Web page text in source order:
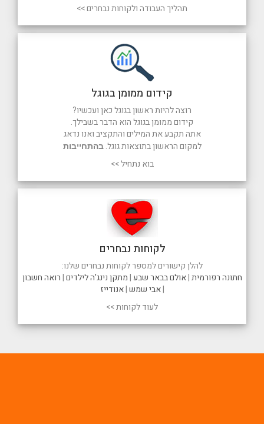
לקוחות נבחרים
להלן קישורים למספר לקוחות נבחרים שלנו:
חתונה רפורמית|אולם בבאר שבע|מתקן נינג'ה לילדים|רואה חשבון
|אבי שמש|אנודייז
לעוד לקוחות >>
קידום ממומן בגוגל
רוצה להיות ראשון בגוגל כאן ועכשיו?
קידום ממומן בגוגל הוא הדבר בשבילך.
אתה תקבע את המילים והתקציב ואנו נדאג
למקום הראשון בתוצאות גוגל.בהתחייבות
בוא נתחיל >>
תהליך העבודה ולקוחות נבחרים >>